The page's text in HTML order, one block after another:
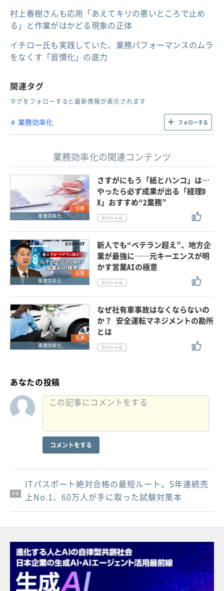
村上春樹さんも応用「あえてキリの悪いところで止め
る」と作業がはかどる現象の正体
イチロー氏も実践していた、業務パフォーマンスのムラ
をなくす「習慣化」の底力
関連タグ
タグをフォローすると最新情報が表示されます
業務効率化 フォローする
業務効率化の関連コンテンツ
記事
業務効率化
さすがにもう「紙とハンコ」は…
やったら必ず成果が出る「経理D
X」おすすめ“2業務”
記事
業務効率化
新人でも“ベテラン超え”、地方企
業が最強に──元キーエンスが明
かす営業AIの極意
記事
業務効率化
なぜ社有車事故はなくならないの
か？ 安全運転マネジメントの勘所
とは
あなたの投稿
コメントをする
PR
PR
PR
ITパスポート絶対合格の最短ルート。5年連続売
上No.1、60万人が手に取った試験対策本